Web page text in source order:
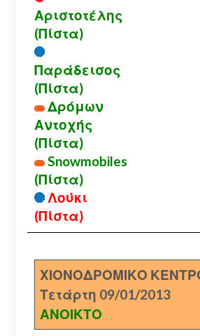
Αριστοτέλης
(Πίστα)
Παράδεισος
(Πίστα)
Δρόμων
Αντοχής
(Πίστα)
Snowmobiles
(Πίστα)
Λούκι
(Πίστα)
ΧΙΟΝΟΔΡΟΜΙΚΟ
Τετάρτη 09/01/2013
ΑΝΟΙΚΤΟ